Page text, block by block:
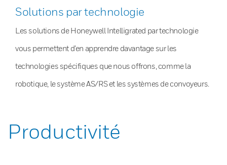
Solutions par technologie
Les solutions de Honeywell Intelligrated par technologie
vous permettent d’en apprendre davantage sur les
technologies spécifiques que nous offrons, comme la
robotique, le système AS/RS et les systèmes de convoyeurs.
Productivité